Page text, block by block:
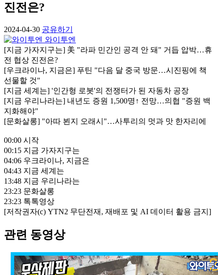
진전은?
2024-04-30 공유하기
와이투엔
[지금 가자지구는] 美 "라파 민간인 공격 안 돼" 거듭 압박…휴
전 협상 진전은?
[우크라이나, 지금은] 푸틴 "다음 달 중국 방문…시진핑에 책
선물할 것"
[지금 세계는] '인간형 로봇'의 전쟁터가 된 자동차 공장
[지금 우리나라는] 내년도 증원 1,500명↑ 전망…의협 "증원 백
지화해야"
[문화살롱] "아따 뵌지 오래시"…사투리의 멋과 맛 한자리에
00:00 시작
00:15 지금 가자지구는
04:06 우크라이나, 지금은
04:43 지금 세계는
13:48 지금 우리나라는
23:23 문화살롱
23:23 톡톡영상
[저작권자(c) YTN2 무단전재, 재배포 및 AI 데이터 활용 금지]
관련 동영상